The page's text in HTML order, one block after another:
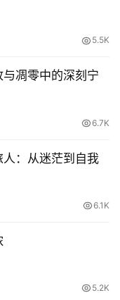
5.5K
凋零中的深刻宁
6.7K
：从迷茫到自我
6.1K
5.2K